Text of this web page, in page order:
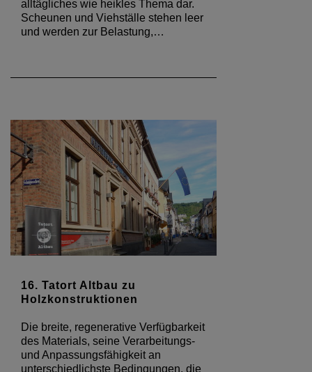
alltägliches wie heikles Thema dar.
Scheunen und Viehställe stehen leer
und werden zur Belastung,…
16. Tatort Altbau zu
Holzkonstruktionen
Die breite, regenerative Verfügbarkeit
des Materials, seine Verarbeitungs-
und Anpassungsfähigkeit an
unterschiedlichste Bedingungen, die